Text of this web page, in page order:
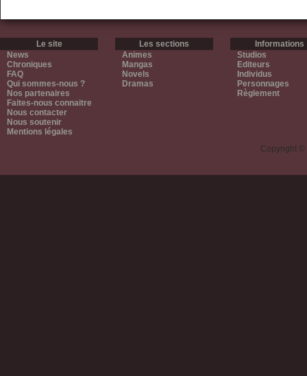
Le site
News
Chroniques
FAQ
Qui sommes-nous ?
Nos partenaires
Faites-nous connaitre
Nous contacter
Nous soutenir
Mentions légales
Les sections
Animes
Mangas
Novels
Dramas
Informations
Studios
Editeurs
Individus
Personnages
Règlement
Copyright ©